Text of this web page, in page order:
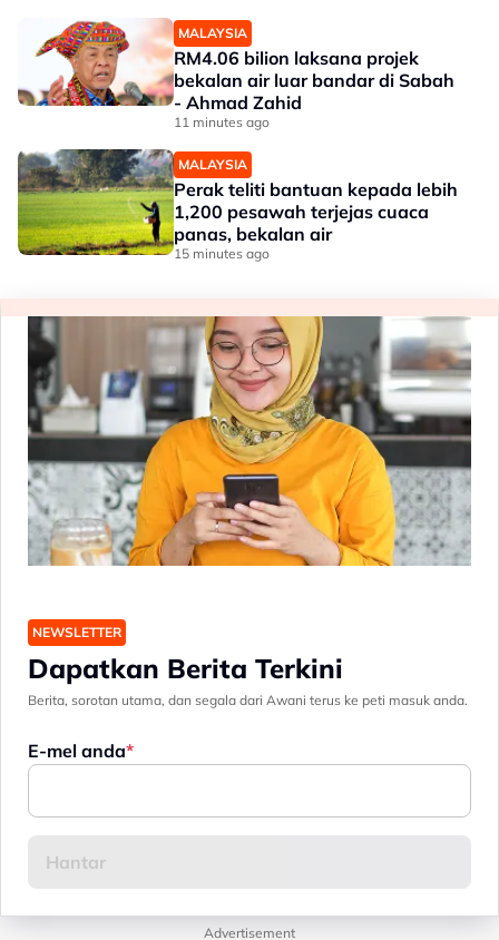
MALAYSIA
RM4.06 bilion laksana projek
bekalan air luar bandar di Sabah
- Ahmad Zahid
11 minutes ago
MALAYSIA
Perak teliti bantuan kepada lebih
1,200 pesawah terjejas cuaca
panas, bekalan air
15 minutes ago
NEWSLETTER
Dapatkan Berita Terkini
Berita, sorotan utama, dan segala dari Awani terus ke peti masuk anda.
E-mel anda
Advertisement